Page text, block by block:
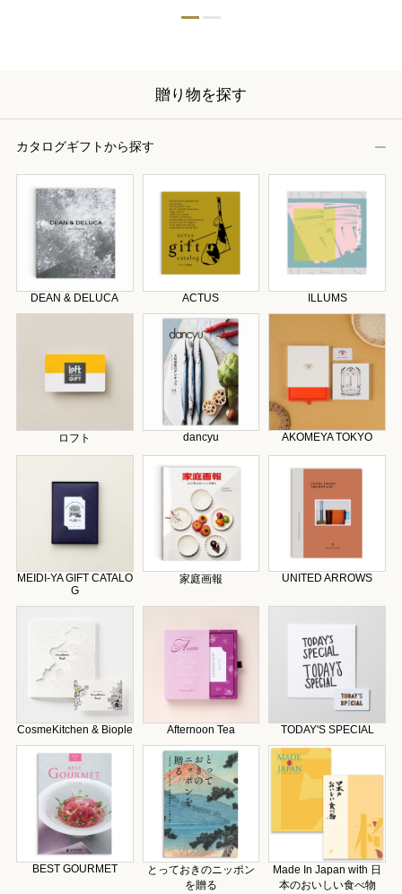
贈り物を探す
カタログギフトから探す
DEAN & DELUCA ACTUS ILLUMS
ロフト dancyu AKOMEYA TOKYO
MEIDI-YA GIFT CATALO
G
家庭画報 UNITED ARROWS
CosmeKitchen & Biople Afternoon Tea TODAY'S SPECIAL
BEST GOURMET
とっておきのニッポン
を贈る
Made In Japan with 日
本のおいしい食べ物